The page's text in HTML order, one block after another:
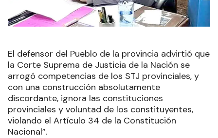
El defensor del Pueblo de la provincia advirtió que
la Corte Suprema de Justicia de la Nación se
arrogó competencias de los STJ provinciales, y
con una construcción absolutamente
discordante, ignora las constituciones
provinciales y voluntad de los constituyentes,
violando el Artículo 34 de la Constitución
Nacional”.